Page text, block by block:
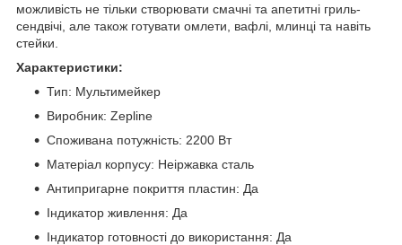
можливість не тільки створювати смачні та апетитні гриль-
сендвічі, але також готувати омлети, вафлі, млинці та навіть
стейки.
Характеристики:
Тип: Мультимейкер
Виробник: Zepline
Споживана потужність: 2200 Вт
Матеріал корпусу: Неіржавка сталь
Антипригарне покриття пластин: Да
Індикатор живлення: Да
Індикатор готовності до використання: Да